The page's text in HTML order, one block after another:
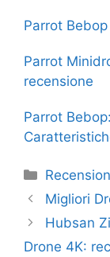
k
Parrot
Parrot
recensione
Parrot
Categorie
Migliori
Hubsan
Drone 4K: